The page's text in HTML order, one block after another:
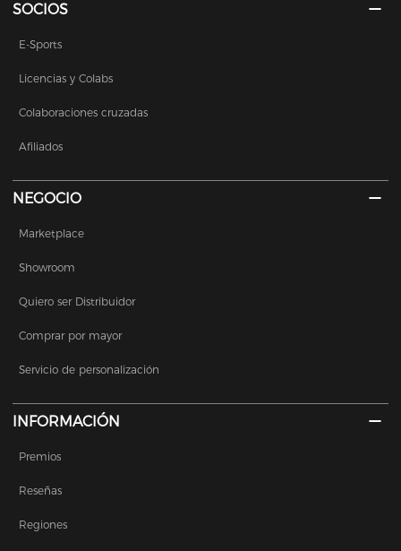
SOCIOS
E-Sports
Licencias y Colabs
Colaboraciones cruzadas
Afiliados
NEGOCIO
Marketplace
Showroom
Quiero ser Distribuidor
Comprar por mayor
Servicio de personalización
INFORMACIÓN
Premios
Reseñas
Regiones